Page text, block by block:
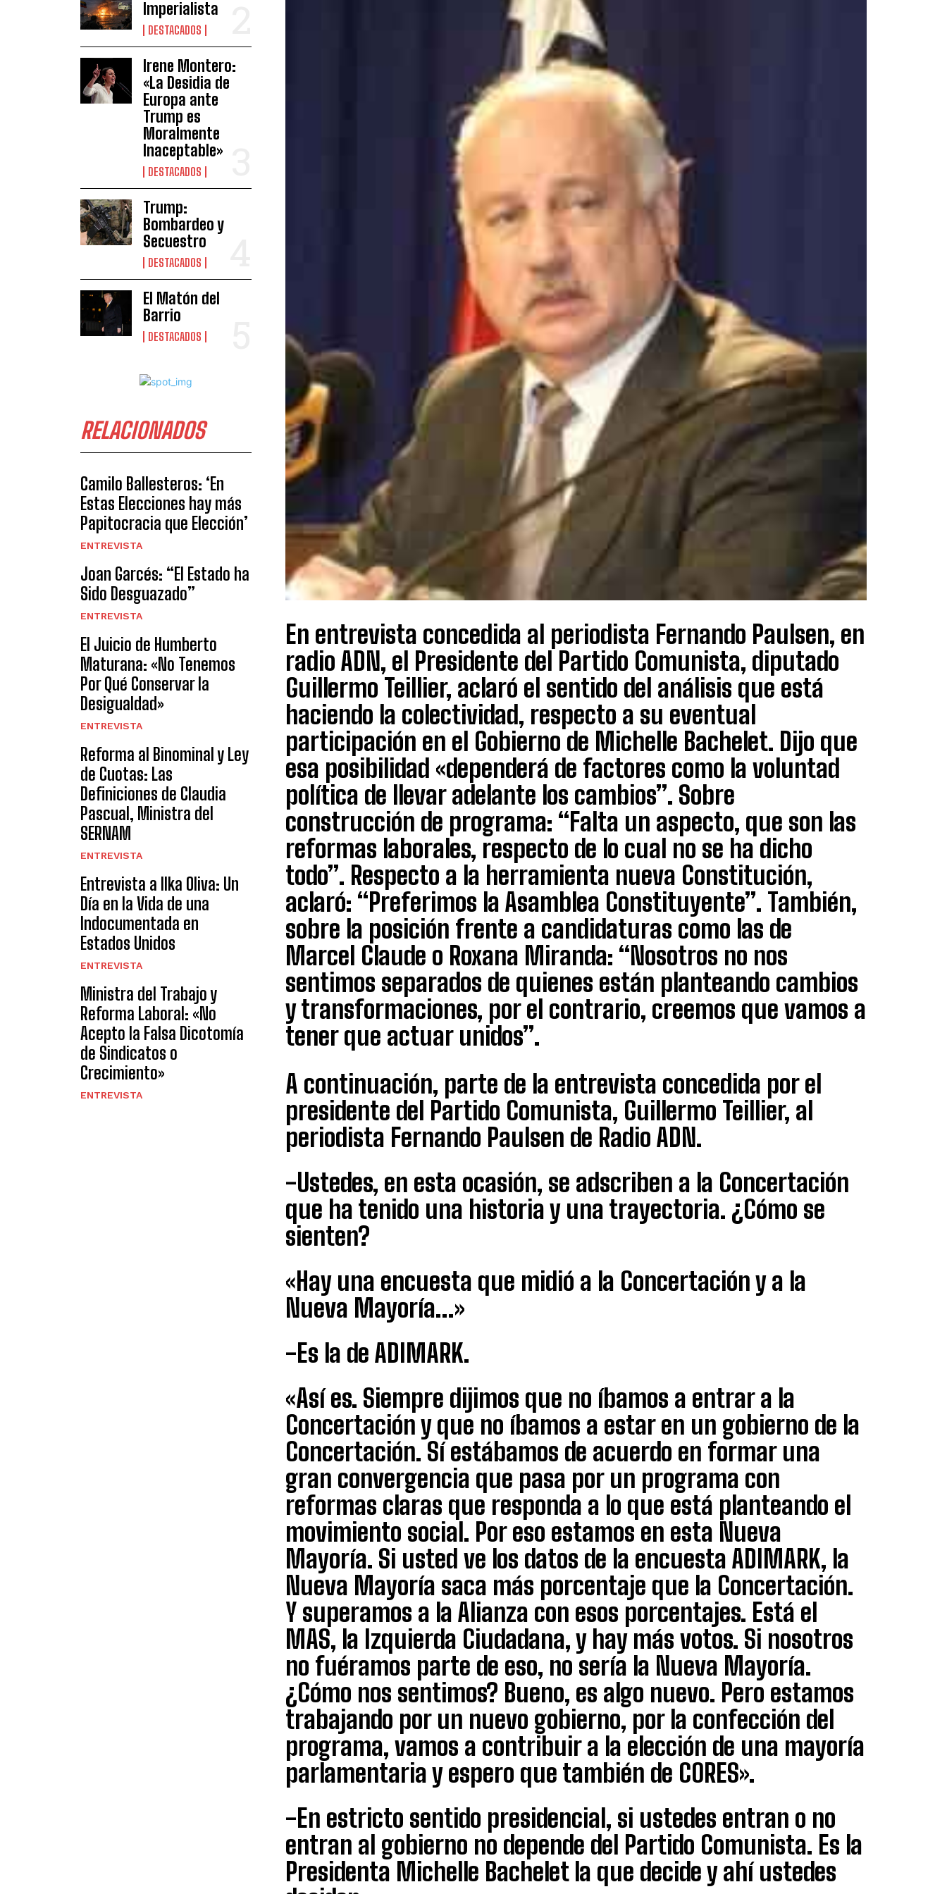
Imperialista
DESTACADOS
Irene Montero:
«La Desidia de
Europa ante
Trump es
Moralmente
Inaceptable»
DESTACADOS
Trump:
Bombardeo y
Secuestro
DESTACADOS
El Matón del
Barrio
DESTACADOS
RELACIONADOS
Camilo Ballesteros: ‘En
Estas Elecciones hay más
Papitocracia que Elección’
ENTREVISTA
Joan Garcés: “El Estado ha
Sido Desguazado”
ENTREVISTA
El Juicio de Humberto
Maturana: «No Tenemos
Por Qué Conservar la
Desigualdad»
ENTREVISTA
Reforma al Binominal y Ley
de Cuotas: Las
Definiciones de Claudia
Pascual, Ministra del
SERNAM
ENTREVISTA
Entrevista a Ilka Oliva: Un
Día en la Vida de una
Indocumentada en
Estados Unidos
ENTREVISTA
Ministra del Trabajo y
Reforma Laboral: «No
Acepto la Falsa Dicotomía
de Sindicatos o
Crecimiento»
ENTREVISTA
En entrevista concedida al periodista Fernando Paulsen, en
radio ADN, el Presidente del Partido Comunista, diputado
Guillermo Teillier, aclaró el sentido del análisis que está
haciendo la colectividad, respecto a su eventual
participación en el Gobierno de Michelle Bachelet. Dijo que
esa posibilidad «dependerá de factores como la voluntad
política de llevar adelante los cambios”. Sobre
construcción de programa: “Falta un aspecto, que son las
reformas laborales, respecto de lo cual no se ha dicho
todo”. Respecto a la herramienta nueva Constitución,
aclaró: “Preferimos la Asamblea Constituyente”. También,
sobre la posición frente a candidaturas como las de
Marcel Claude o Roxana Miranda: “Nosotros no nos
sentimos separados de quienes están planteando cambios
y transformaciones, por el contrario, creemos que vamos a
tener que actuar unidos”.
A continuación, parte de la entrevista concedida por el
presidente del Partido Comunista, Guillermo Teillier, al
periodista Fernando Paulsen de Radio ADN.
-Ustedes, en esta ocasión, se adscriben a la Concertación
que ha tenido una historia y una trayectoria. ¿Cómo se
sienten?
«Hay una encuesta que midió a la Concertación y a la
Nueva Mayoría…»
-Es la de ADIMARK.
«Así es. Siempre dijimos que no íbamos a entrar a la
Concertación y que no íbamos a estar en un gobierno de la
Concertación. Sí estábamos de acuerdo en formar una
gran convergencia que pasa por un programa con
reformas claras que responda a lo que está planteando el
movimiento social. Por eso estamos en esta Nueva
Mayoría. Si usted ve los datos de la encuesta ADIMARK, la
Nueva Mayoría saca más porcentaje que la Concertación.
Y superamos a la Alianza con esos porcentajes. Está el
MAS, la Izquierda Ciudadana, y hay más votos. Si nosotros
no fuéramos parte de eso, no sería la Nueva Mayoría.
¿Cómo nos sentimos? Bueno, es algo nuevo. Pero estamos
trabajando por un nuevo gobierno, por la confección del
programa, vamos a contribuir a la elección de una mayoría
parlamentaria y espero que también de CORES».
-En estricto sentido presidencial, si ustedes entran o no
entran al gobierno no depende del Partido Comunista. Es la
Presidenta Michelle Bachelet la que decide y ahí ustedes